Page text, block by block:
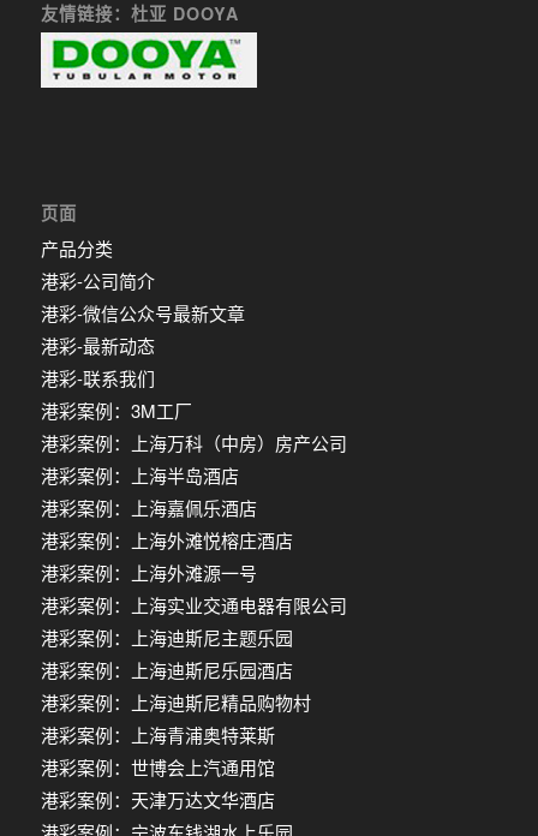
友情链接：杜亚 DOOYA
页面
产品分类
港彩-公司简介
港彩-微信公众号最新文章
港彩-最新动态
港彩-联系我们
港彩案例：3M工厂
港彩案例：上海万科（中房）房产公司
港彩案例：上海半岛酒店
港彩案例：上海嘉佩乐酒店
港彩案例：上海外滩悦榕庄酒店
港彩案例：上海外滩源一号
港彩案例：上海实业交通电器有限公司
港彩案例：上海迪斯尼主题乐园
港彩案例：上海迪斯尼乐园酒店
港彩案例：上海迪斯尼精品购物村
港彩案例：上海青浦奥特莱斯
港彩案例：世博会上汽通用馆
港彩案例：天津万达文华酒店